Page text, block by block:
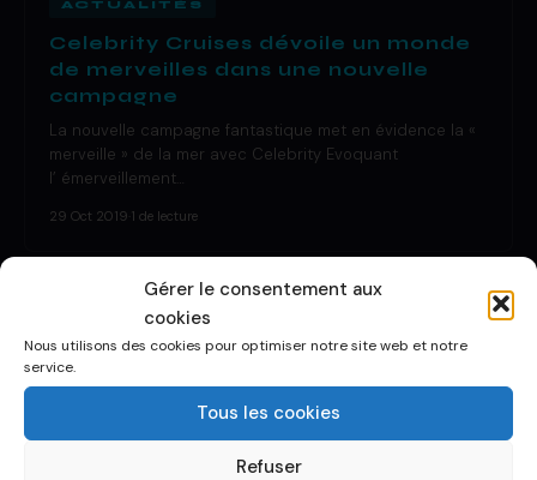
Gérer le consentement aux
cookies
Nous utilisons des cookies pour optimiser notre site web et notre
service.
Tous les cookies
Refuser
ACTUALITÉS
Celebrity Cruises dévoile un monde
de merveilles dans une nouvelle
campagne
La nouvelle campagne fantastique met en évidence la «
merveille » de la mer avec Celebrity Evoquant
l’ émerveillement…
29 Oct 2019 1 de lecture